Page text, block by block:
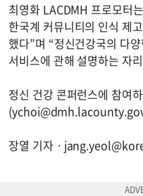
최영화 LACDMH 프로모터
한국계 커뮤니티의 인식 제
했다”며 “정신건강국의 다
서비스에 관해 설명하는 자
정신 건강 콘퍼런스에 참여
(
장열 기자ㆍ